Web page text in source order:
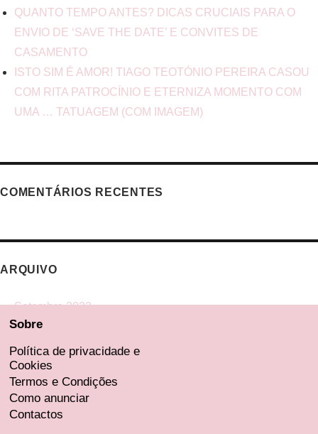
QUANTO TEMPO ANTES? DICAS CRUCIAIS PARA O
ENVIO DE ‘SAVE THE DATE’ E CONVITES DE
CASAMENTO
ISTO SIM É AMOR! TIAGO TEOTÓNIO PEREIRA CASOU
COM RITA PATROCÍNIO E ETERNIZA MOMENTO COM
UMA … TATUAGEM (COM IMAGEM)
COMENTÁRIOS RECENTES
ARQUIVO
Setembro 2023
Agosto 2023
Julho 2023
Junho 2023
Maio 2023
Sobre
Política de privacidade e
Cookies
Termos e Condições
Como anunciar
Contactos